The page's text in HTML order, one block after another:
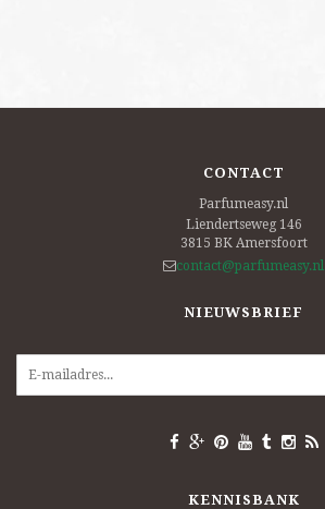
CONTACT
Parfumeasy.nl
Liendertseweg 146
3815 BK Amersfoort
contact@parfumeasy.nl
NIEUWSBRIEF
KENNISBANK